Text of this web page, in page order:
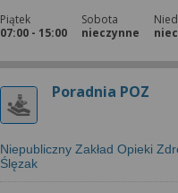
Piątek
07:00 - 15:00
Sobota
nieczynne
Poradnia POZ
Niepubliczny Zakład Opieki
Ślęzak